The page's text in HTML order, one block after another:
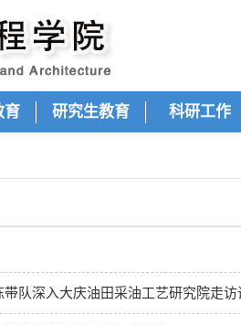
育 研究生教育 科研工作
队深入大庆油田采油工艺研究院走访